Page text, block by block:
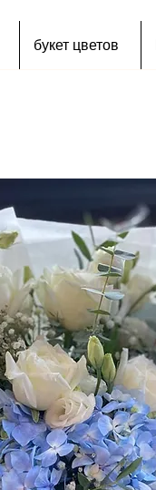
букет цветов